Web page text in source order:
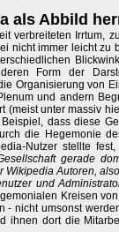
als Abbild
verbreiteten Irrtum,
nicht immer leicht
Form der
Organisierung von
und andern
unter massiv
dass diese
die Hegemonie
Nutzer stellte fest,
gerade
Autoren,
und
Kreisen
nicht umsonst
ihnen dort die